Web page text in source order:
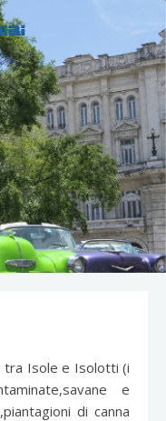
tra Isole e Isolotti (i
e
di canna